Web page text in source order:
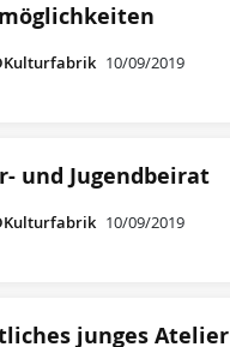
10/09/2019
und Jugendbeirat
10/09/2019
junges Atelier